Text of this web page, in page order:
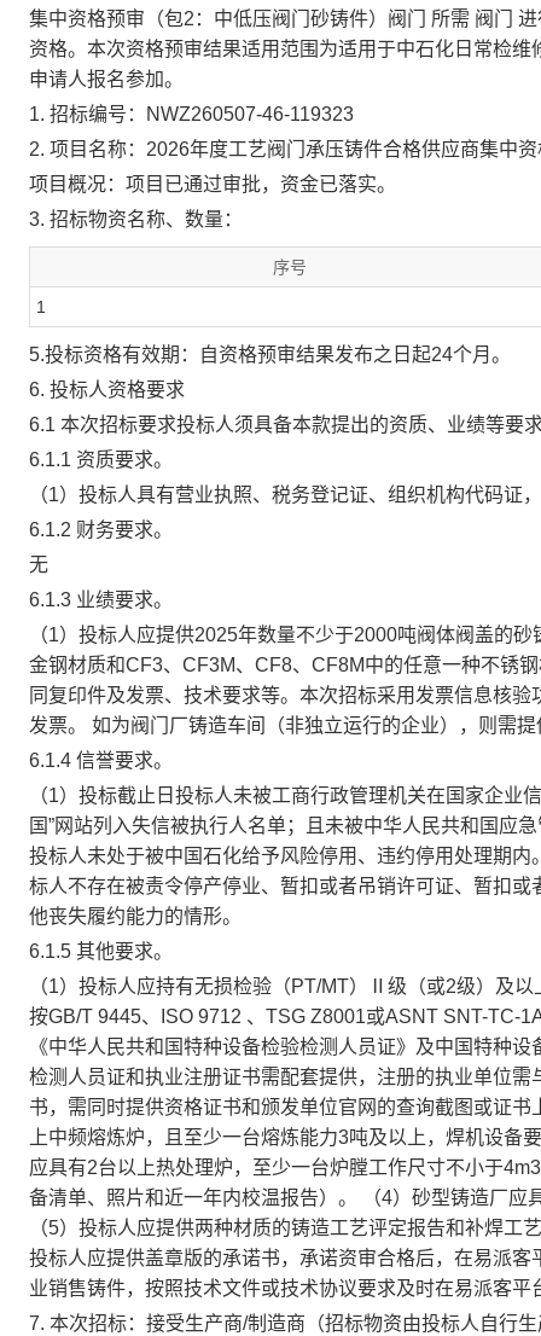
集中资格预审（包2：中低压阀门砂铸件）阀门 所需 阀门
资格。本次资格预审结果适用范围为适用于中石化日常检
申请人报名参加。
1. 招标编号：NWZ260507-46-119323
2. 项目名称：2026年度工艺阀门承压铸件合格供应商集中
项目概况：项目已通过审批，资金已落实。
3. 招标物资名称、数量：
序号
1
5.投标资格有效期：自资格预审结果发布之日起24个月。
6. 投标人资格要求
6.1 本次招标要求投标人须具备本款提出的资质、业绩等要
6.1.1 资质要求。
（1）投标人具有营业执照、税务登记证、组织机构代码证
6.1.2 财务要求。
无
6.1.3 业绩要求。
（1）投标人应提供2025年数量不少于2000吨阀体阀盖的
金钢材质和CF3、CF3M、CF8、CF8M中的任意一种不锈
同复印件及发票、技术要求等。本次招标采用发票信息核
发票。 如为阀门厂铸造车间（非独立运行的企业），则需
6.1.4 信誉要求。
（1）投标截止日投标人未被工商行政管理机关在国家企业
国”网站列入失信被执行人名单；且未被中华人民共和国应
投标人未处于被中国石化给予风险停用、违约停用处理期内
标人不存在被责令停产停业、暂扣或者吊销许可证、暂扣
他丧失履约能力的情形。
6.1.5 其他要求。
（1）投标人应持有无损检验（PT/MT）Ⅱ级（或2级）及
按GB/T 9445、ISO 9712 、TSG Z8001或ASNT SNT-TC-
《中华人民共和国特种设备检验检测人员证》及中国特种
检测人员证和执业注册证书需配套提供，注册的执业单位
书，需同时提供资格证书和颁发单位官网的查询截图或证
上中频熔炼炉，且至少一台熔炼能力3吨及以上，焊机设
应具有2台以上热处理炉，至少一台炉膛工作尺寸不小于
备清单、照片和近一年内校温报告）。
（4）砂型铸造厂
（5）投标人应提供两种材质的铸造工艺评定报告和补焊
投标人应提供盖章版的承诺书，承诺资审合格后，在易派
业销售铸件，按照技术文件或技术协议要求及时在易派客平
7. 本次招标：接受生产商/制造商（招标物资由投标人自行